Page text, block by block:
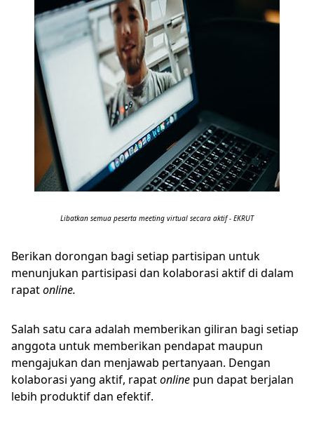
Libatkan semua peserta meeting virtual secara aktif - EKRUT
Berikan dorongan bagi setiap partisipan untuk
menunjukan partisipasi dan kolaborasi aktif di dalam
rapatonline.
Salah satu cara adalah memberikan giliran bagi setiap
anggota untuk memberikan pendapat maupun
mengajukan dan menjawab pertanyaan. Dengan
kolaborasi yang aktif, rapatonline pun dapat berjalan
lebih produktif dan efektif.